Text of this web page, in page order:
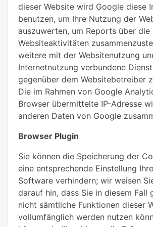
dieser Website wird Google diese
benutzen, um Ihre Nutzung der
auszuwerten, um Reports über die
Websiteaktivitäten
weitere mit der Websitenutzung
Internetnutzung verbundene
gegenüber dem Websitebetreiber
Die im Rahmen von Google
Browser übermittelte IP-Adresse
anderen Daten von Google
Browser Plugin
Sie können die Speicherung der
eine entsprechende Einstellung
Software verhindern; wir weisen
darauf hin, dass Sie in diesem Fall
nicht sämtliche Funktionen dieser
vollumfänglich werden nutzen